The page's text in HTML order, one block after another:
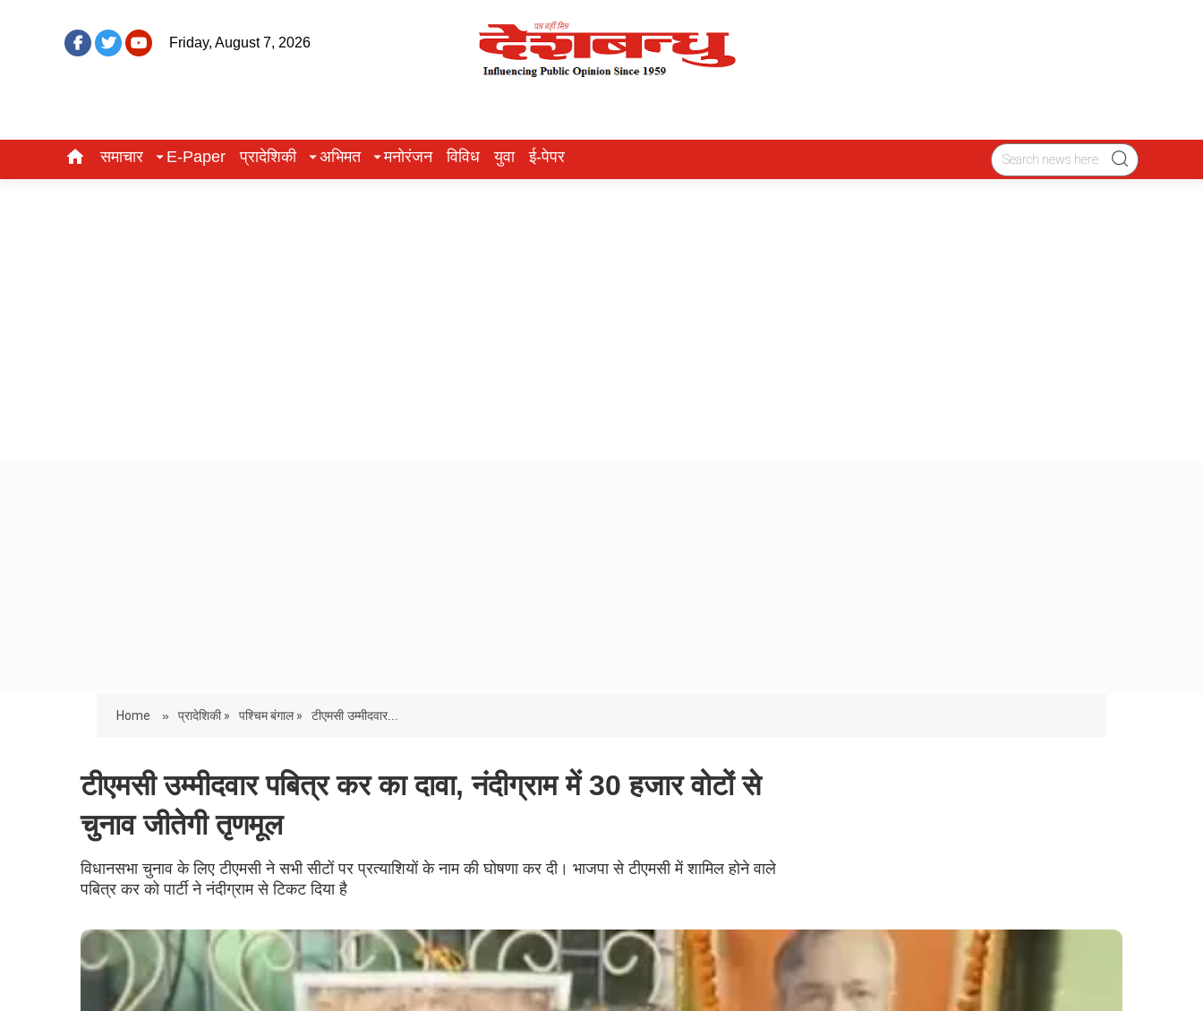
Friday, August 7, 2026
समाचार E-Paper प्रादेशिकी अभिमत मनोरंजन विविध युवा ई-पेपर
Home » प्रादेशिकी » पश्चिम बंगाल » टीएमसी उम्मीदवार...
टीएमसी उम्मीदवार पबित्र कर का दावा, नंदीग्राम में 30 हजार वोटों से
चुनाव जीतेगी तृणमूल
विधानसभा चुनाव के लिए टीएमसी ने सभी सीटों पर प्रत्याशियों के नाम की घोषणा कर दी। भाजपा से टीएमसी में शामिल होने वाले
पबित्र कर को पार्टी ने नंदीग्राम से टिकट दिया है